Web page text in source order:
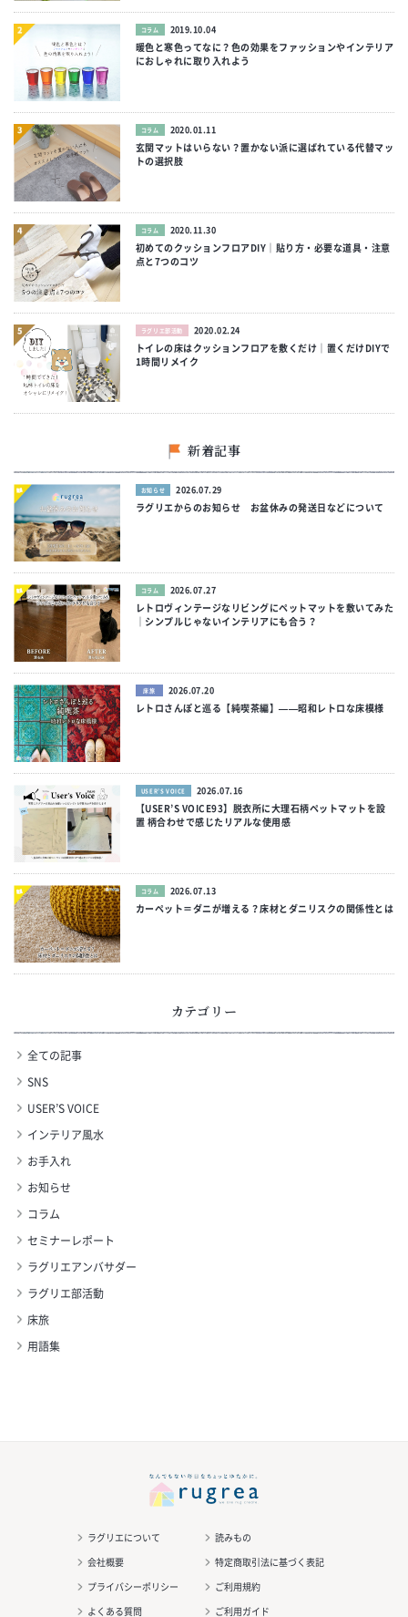
コラム 2019.10.04
暖色と寒色ってなに？色の効果をファッションやインテリア
におしゃれに取り入れよう
コラム 2020.01.11
玄関マットはいらない？置かない派に選ばれている代替マッ
トの選択肢
コラム 2020.11.30
初めてのクッションフロアDIY｜貼り方・必要な道具・注意
点と7つのコツ
ラグリエ部活動 2020.02.24
トイレの床はクッションフロアを敷くだけ｜置くだけDIYで
1時間リメイク
新着記事
お知らせ 2026.07.29
ラグリエからのお知らせ お盆休みの発送日などについて
コラム 2026.07.27
レトロヴィンテージなリビングにペットマットを敷いてみた
｜シンプルじゃないインテリアにも合う？
床旅 2026.07.20
レトロさんぽと巡る【純喫茶編】——昭和レトロな床模様
USER’S VOICE 2026.07.16
【USER’S VOICE93】脱衣所に大理石柄ペットマットを設
置 柄合わせで感じたリアルな使用感
コラム 2026.07.13
カーペット＝ダニが増える？床材とダニリスクの関係性とは
カテゴリー
全ての記事
SNS
USER’S VOICE
インテリア風水
お手入れ
お知らせ
コラム
セミナーレポート
ラグリエアンバサダー
ラグリエ部活動
床旅
用語集
ラグリエについて
読みもの
会社概要
特定商取引法に基づく表記
プライバシーポリシー
ご利用規約
よくある質問
ご利用ガイド